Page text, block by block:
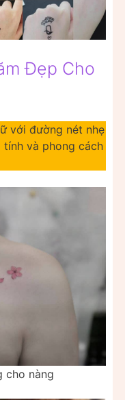
Đẹp Cho
với đường nét nhẹ
tính và phong cách
cho nàng